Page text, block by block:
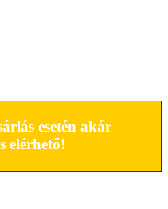
esetén akár
elérhető!